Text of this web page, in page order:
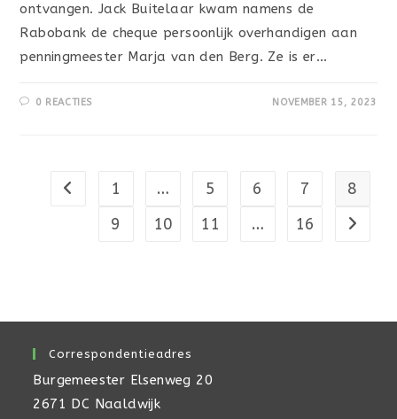
ontvangen. Jack Buitelaar kwam namens de
Rabobank de cheque persoonlijk overhandigen aan
penningmeester Marja van den Berg. Ze is er…
0 REACTIES NOVEMBER 15, 2023
Naar vorige pagina
1 … 5 6 7
8
9
10 11 … 16 Naar
Correspondentieadres
Burgemeester Elsenweg 20
2671 DC Naaldwijk